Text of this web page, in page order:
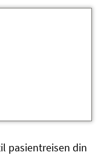
pasientreisen din